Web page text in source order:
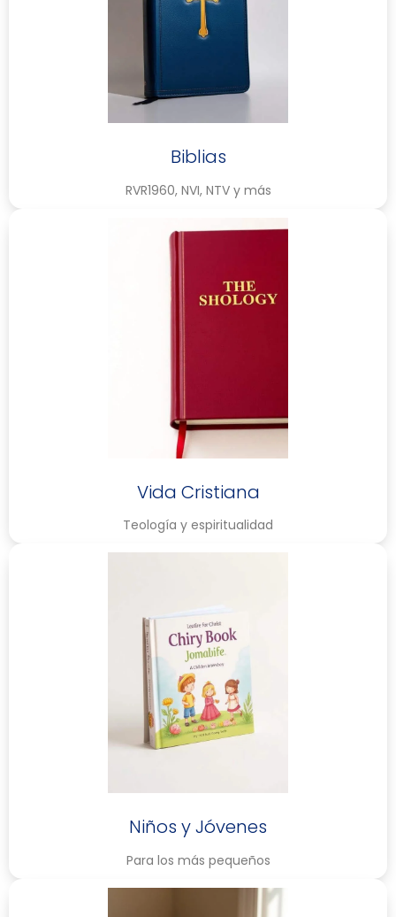
Biblias
RVR1960, NVI, NTV y más
Vida Cristiana
Teología y espiritualidad
Niños y Jóvenes
Para los más pequeños